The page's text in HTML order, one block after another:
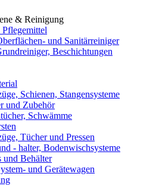
& Reinigung
und Sanitärreiniger
Beschichtungen
Schienen, Stangensysteme
und Zubehör
Schwämme
Tücher und Pressen
- halter, Bodenwischsysteme
und Behälter
und Gerätewagen